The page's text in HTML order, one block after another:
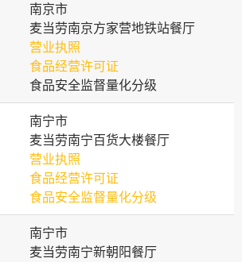
南京市
麦当劳南京方家营地铁站餐厅
营业执照
食品经营许可证
食品安全监督量化分级
南宁市
麦当劳南宁百货大楼餐厅
营业执照
食品经营许可证
食品安全监督量化分级
南宁市
麦当劳南宁新朝阳餐厅